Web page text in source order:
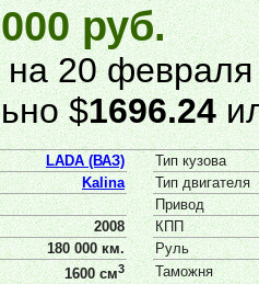
руб.
20 февраля
$1696.24
LADA (ВАЗ)
Тип кузова
Kalina
Тип двигателя
Привод
2008
КПП
180 000 км.
Руль
1600 см3
Таможня